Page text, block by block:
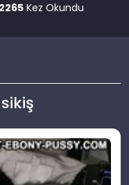
2265 Kez Okundu